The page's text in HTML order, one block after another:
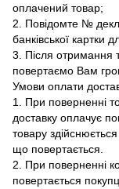
оплачений товар;
2. Повідомте №
банківської картки
3. Після отримання
повертаємо Вам
Умови оплати
1. При поверненні
доставку оплачує
товару
що повертається.
2. При поверненні
повертається